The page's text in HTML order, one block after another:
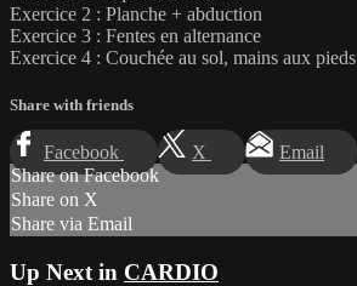
Exercice 2 : Planche + abduction
Exercice 3 : Fentes en alternance
Exercice 4 : Couchée au sol, mains aux pieds
Share with friends
Facebook X
Email
Share on Facebook
Share on X
Share via Email
Up Next in CARDIO